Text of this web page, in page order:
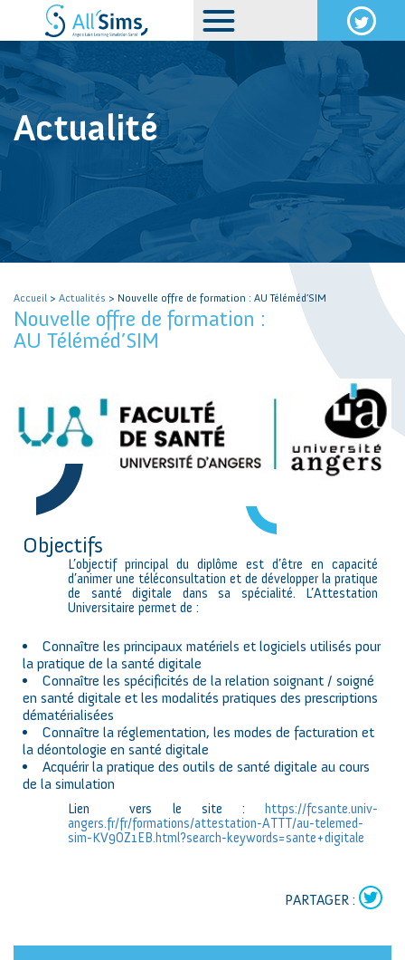
Actualité
Accueil > Actualités > Nouvelle offre de formation : AU Téléméd’SIM
Nouvelle offre de formation :
AU Téléméd’SIM
Objectifs
L’objectif principal du diplôme est d’être en capacité
d’animer une téléconsultation et de développer la pratique
de santé digitale dans sa spécialité. L’Attestation
Universitaire permet de :
Connaître les principaux matériels et logiciels utilisés pour
la pratique de la santé digitale
Connaître les spécificités de la relation soignant / soigné
en santé digitale et les modalités pratiques des prescriptions
dématérialisées
Connaître la réglementation, les modes de facturation et
la déontologie en santé digitale
Acquérir la pratique des outils de santé digitale au cours
de la simulation
Lien vers le site : https://fcsante.univ-
angers.fr/fr/formations/attestation-ATTT/au-telemed-
sim-KV9OZ1EB.html?search-keywords=sante+digitale
PARTAGER :